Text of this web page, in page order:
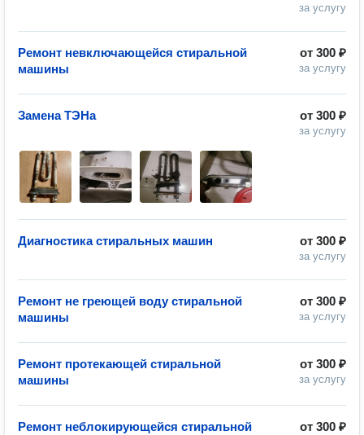
за услугу
от 300 ₽
за услугу
Ремонт невключающейся стиральной
машины
от 300 ₽
за услугу
Замена ТЭНа
от 300 ₽
за услугу
Диагностика стиральных машин
от 300 ₽
за услугу
Ремонт не греющей воду стиральной
машины
от 300 ₽
за услугу
Ремонт протекающей стиральной
машины
от 300 ₽
Ремонт неблокирующейся стиральной